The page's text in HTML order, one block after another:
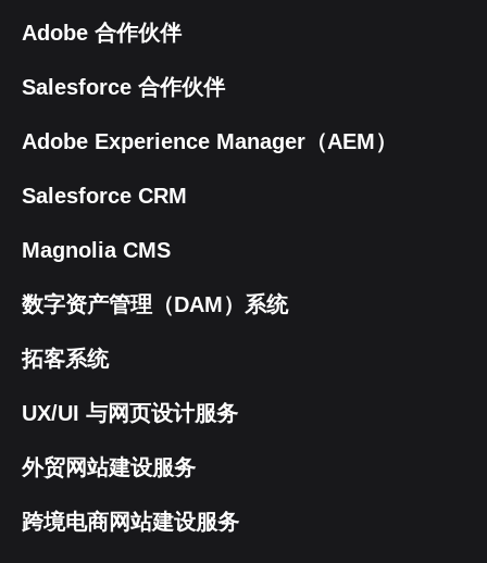
Adobe 合作伙伴
Salesforce 合作伙伴
Adobe Experience Manager（AEM）
Salesforce CRM
Magnolia CMS
数字资产管理（DAM）系统
拓客系统
UX/UI 与网页设计服务
外贸网站建设服务
跨境电商网站建设服务